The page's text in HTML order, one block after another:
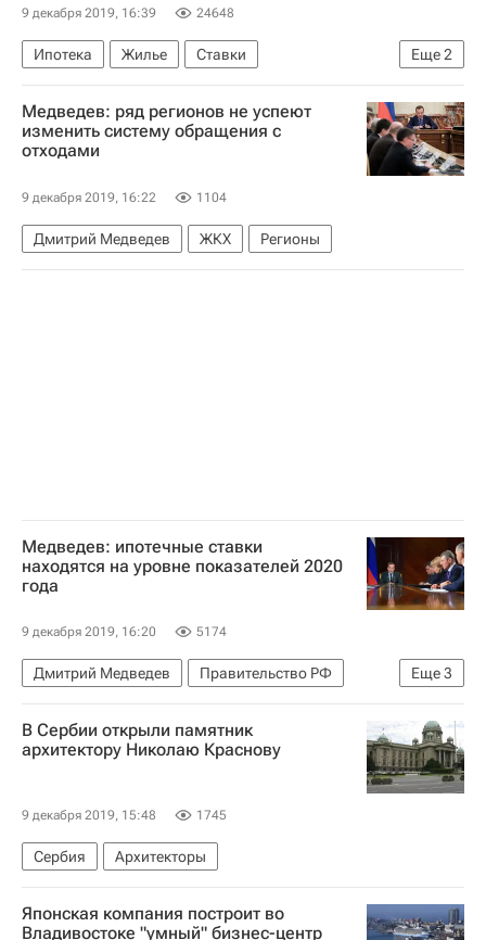
9 декабря 2019, 16:39 24648
Еще2
Ипотека Жилье
Ставки
Дмитрий Медведев
Дальневосточный ФО
Медведев: ряд регионов не успеют
изменить систему обращения с
отходами
9 декабря 2019, 16:22 1104
Дмитрий Медведев ЖКХ Регионы
Медведев: ипотечные ставки
находятся на уровне показателей 2020
года
9 декабря 2019, 16:20 5174
Еще3
Дмитрий Медведев
Правительство РФ
Жилье
Ипотека Ставки
В Сербии открыли памятник
архитектору Николаю Краснову
9 декабря 2019, 15:48 1745
Сербия Архитекторы
Японская компания построит во
Владивостоке "умный" бизнес-центр